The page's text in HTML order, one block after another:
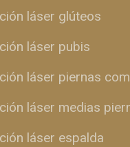
láser glúteos
láser pubis
láser piernas
láser medias
láser espalda